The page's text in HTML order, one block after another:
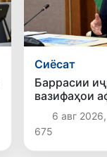
Сиёсат
Баррасии
вазифаҳои
дар соҳаи
6 авг
675